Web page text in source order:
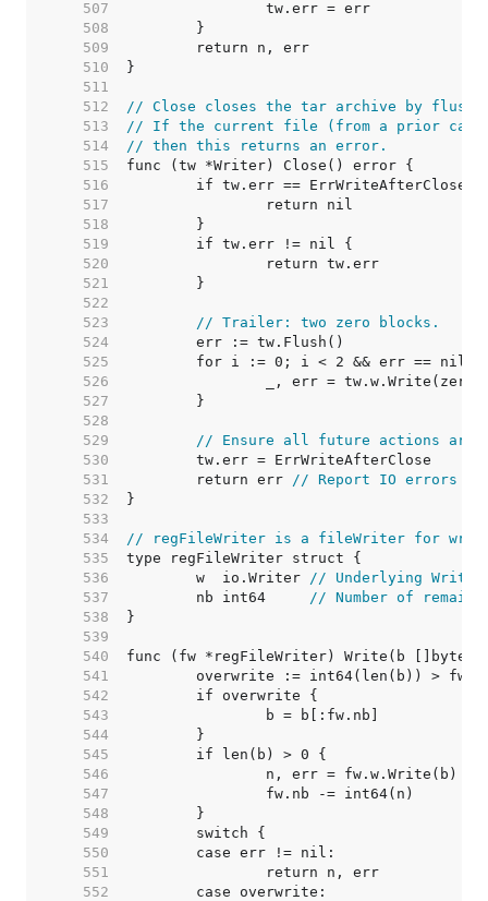
   507
   508
   509
   510
   511
   512
// Close closes the tar archive by
   513
// If the current file (from a prior call
   514
// then this returns an error.
   515
   516
   517
   518
   519
   520
   521
   522
   523
// Trailer: two zero blocks.
   524
   525
   526
   527
   528
   529
// Ensure all future actions are
   530
   531
	return err
// Report IO errors
   532
   533
   534
// regFileWriter is a fileWriter for
   535
   536
	w  io.Writer
// Underlying Writer
   537
	nb int64
// Number of
   538
   539
   540
   541
   542
   543
   544
   545
   546
   547
   548
   549
   550
   551
   552